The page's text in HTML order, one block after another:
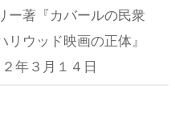
ー著『カバールの民衆
リウッド映画の正体』
年３月１４日